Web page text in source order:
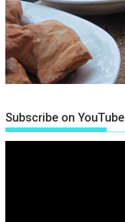
Subscribe on YouTube